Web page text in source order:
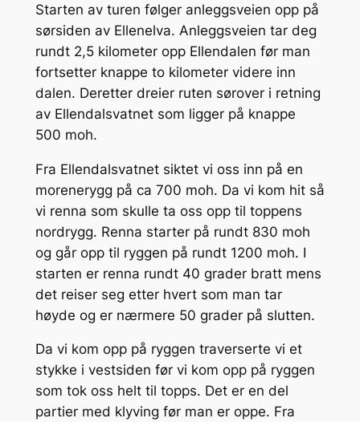
Starten av turen følger anleggsveien opp på
sørsiden av Ellenelva. Anleggsveien tar deg
rundt 2,5 kilometer opp Ellendalen før man
fortsetter knappe to kilometer videre inn
dalen. Deretter dreier ruten sørover i retning
av Ellendalsvatnet som ligger på knappe
500 moh.
Fra Ellendalsvatnet siktet vi oss inn på en
morenerygg på ca 700 moh. Da vi kom hit så
vi renna som skulle ta oss opp til toppens
nordrygg. Renna starter på rundt 830 moh
og går opp til ryggen på rundt 1200 moh. I
starten er renna rundt 40 grader bratt mens
det reiser seg etter hvert som man tar
høyde og er nærmere 50 grader på slutten.
Da vi kom opp på ryggen traverserte vi et
stykke i vestsiden før vi kom opp på ryggen
som tok oss helt til topps. Det er en del
partier med klyving før man er oppe. Fra